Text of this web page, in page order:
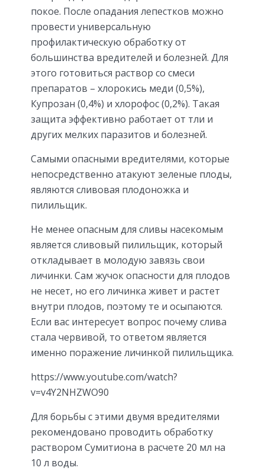
покое. После опадания лепестков можно
провести универсальную
профилактическую обработку от
большинства вредителей и болезней. Для
этого готовиться раствор со смеси
препаратов – хлорокись меди (0,5%),
Купрозан (0,4%) и хлорофос (0,2%). Такая
защита эффективно работает от тли и
других мелких паразитов и болезней.
Самыми опасными вредителями, которые
непосредственно атакуют зеленые плоды,
являются сливовая плодоножка и
пилильщик.
Не менее опасным для сливы насекомым
является сливовый пилильщик, который
откладывает в молодую завязь свои
личинки. Сам жучок опасности для плодов
не несет, но его личинка живет и растет
внутри плодов, поэтому те и осыпаются.
Если вас интересует вопрос почему слива
стала червивой, то ответом является
именно поражение личинкой пилильщика.
https://www.youtube.com/watch?
v=v4Y2NHZWO90
Для борьбы с этими двумя вредителями
рекомендовано проводить обработку
раствором Сумитиона в расчете 20 мл на
10 л воды.